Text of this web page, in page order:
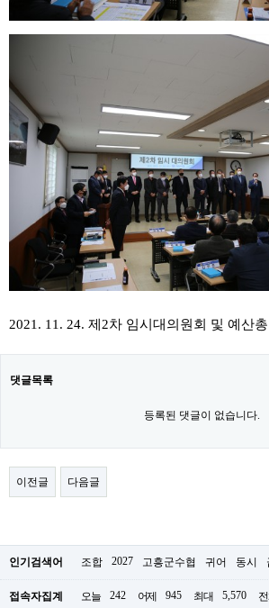
2021. 11. 24. 제2차 임시대의원회 및 예산총
댓글목록
등록된 댓글이 없습니다.
이전글 다음글
인기검색어 조합 2027 고흥군수협 귀어 동시
접속자집계 오늘 242 어제 945 최대 5,570